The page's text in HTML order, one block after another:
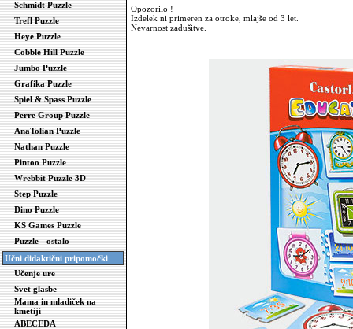
Schmidt Puzzle
Trefl Puzzle
Heye Puzzle
Cobble Hill Puzzle
Jumbo Puzzle
Grafika Puzzle
Spiel & Spass Puzzle
Perre Group Puzzle
AnaTolian Puzzle
Nathan Puzzle
Pintoo Puzzle
Wrebbit Puzzle 3D
Step Puzzle
Dino Puzzle
KS Games Puzzle
Puzzle - ostalo
Učni didaktični pripomočki
Učenje ure
Svet glasbe
Mama in mladiček na
kmetiji
ABECEDA
Opozorilo !
Izdelek ni primeren za otroke, mlajše od 3 let.
Nevarnost zadušitve.